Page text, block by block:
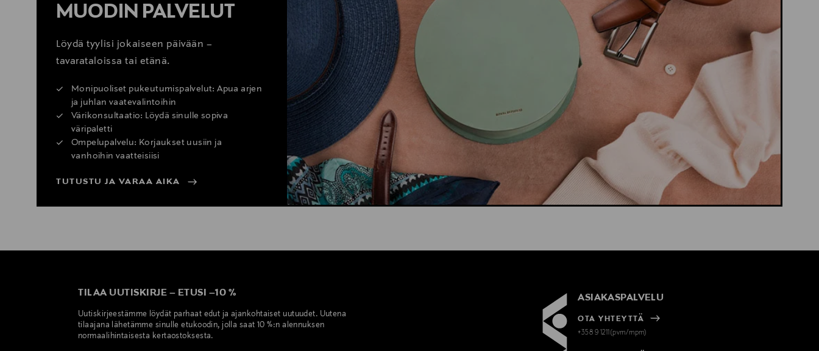
MUODIN PALVELUT
Löydä tyylisi jokaiseen päivään –
tavarataloissa tai etänä.
Monipuoliset pukeutumispalvelut: Apua arjen
ja juhlan vaatevalintoihin
Värikonsultaatio: Löydä sinulle sopiva
väripaletti
Ompelupalvelu: Korjaukset uusiin ja
vanhoihin vaatteisiisi
TUTUSTU JA VARAA AIKA
TILAA UUTISKIRJE – ETUSI –10 %
Uutiskirjeestämme löydät parhaat edut ja ajankohtaiset uutuudet. Uutena
tilaajana lähetämme sinulle etukoodin, jolla saat 10 %:n alennuksen
normaalihintaisesta kertaostoksesta.
ASIAKASPALVELU
OTA YHTEYTTÄ
+358 9 1211(pvm/mpm)